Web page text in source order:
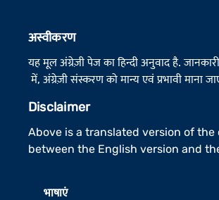
अस्वीकरण
यह मूल अंग्रेज़ी पेज का हिन्दी अनुवाद है.
में, अंग्रेज़ी संस्करण को मान्य एवं प्रभावी माना
Disclaimer
Above is a translated version of
between the English version and
भाषाएं